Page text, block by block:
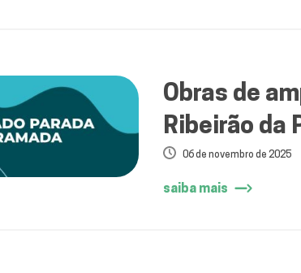
Obras de
Ribeirão da
06 de novembro de 2025
saiba mais